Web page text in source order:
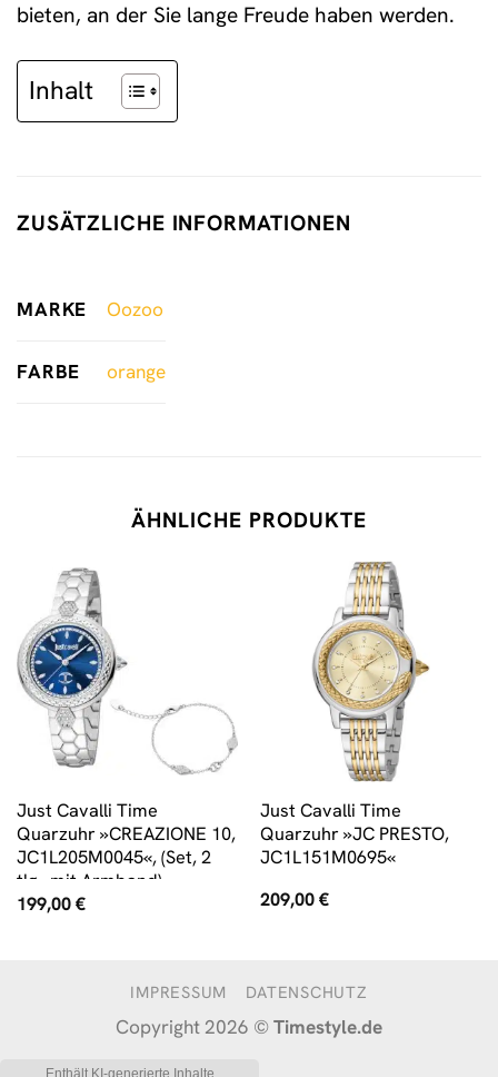
bieten, an der Sie lange Freude haben werden.
Inhalt
ZUSÄTZLICHE INFORMATIONEN
MARKE Oozoo
FARBE orange
ÄHNLICHE PRODUKTE
Just Cavalli Time
Quarzuhr »CREAZIONE 10,
JC1L205M0045«, (Set, 2
tlg., mit Armband)
199,00€
Just Cavalli Time
Quarzuhr »JC PRESTO,
JC1L151M0695«
209,00€
IMPRESSUM DATENSCHUTZ
Copyright 2026 ©Timestyle.de